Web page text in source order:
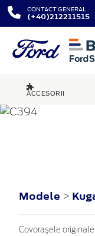
CONTACT GENERAL
(+40)212211515
ACCESORII
Modele >
Covoraşele